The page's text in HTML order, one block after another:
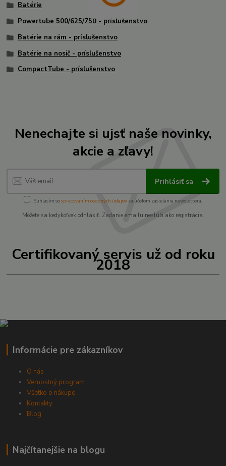
Batérie
Powertube 500/625/750 - príslušenstvo
Batérie na rám - príslušenstvo
Batérie na nosič - príslušenstvo
CompactTube - príslušenstvo
Nenechajte si ujsť naše novinky,
akcie a zľavy!
Prihlásiť sa
Súhlasím sospracovaním osobných údajov za účelom zasielania newslettera.
Môžete sa kedykoľvek odhlásiť. Zadanie emailu neslúži ako registrácia.
Certifikovaný servis už od roku
2018
Informácie pre zákazníkov
O nás
Vernostný program
Všetko o nákupe
Kontakty
Blog
Najčítanejšie na blogu